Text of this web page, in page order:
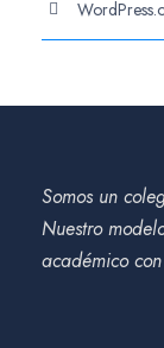
Somos un
Nuestro
académico